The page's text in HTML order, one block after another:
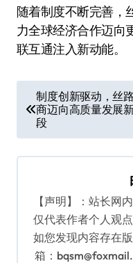
随着制度不断完善，
力全球经济合作迈向
联互通注入新动能。
章
导
航
制度创新驱动，丝
商迈向高质量发展
段
【声明】：站长网
仅代表作者个人观
如您发现内容存在
箱：